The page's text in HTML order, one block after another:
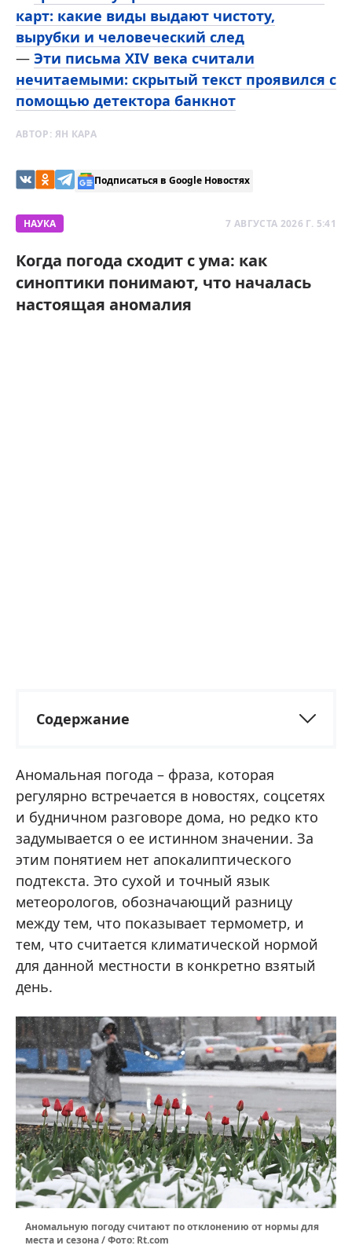
карт: какие виды выдают чистоту,
вырубки и человеческий след
— Эти письма XIV века считали
нечитаемыми: скрытый текст проявился с
помощью детектора банкнот
АВТОР: ЯН КАРА
Подписаться в Google Новостях
НАУКА 7 АВГУСТА 2026 Г. 5:41
Когда погода сходит с ума: как
синоптики понимают, что началась
настоящая аномалия
Содержание
Аномальная погода – фраза, которая
регулярно встречается в новостях, соцсетях
и будничном разговоре дома, но редко кто
задумывается о ее истинном значении. За
этим понятием нет апокалиптического
подтекста. Это сухой и точный язык
метеорологов, обозначающий разницу
между тем, что показывает термометр, и
тем, что считается климатической нормой
для данной местности в конкретно взятый
день.
Аномальную погоду считают по отклонению от нормы для
места и сезона / Фото: Rt.com